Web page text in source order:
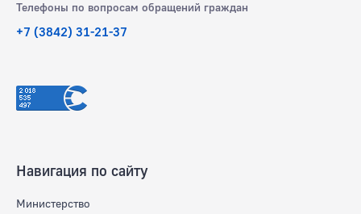
Телефоны по вопросам обращений граждан
+7 (3842) 31-21-37
Навигация по сайту
Министерство